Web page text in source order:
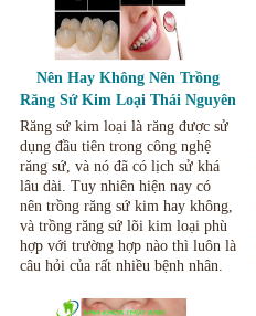
Nên Hay Không Nên Trồng
Răng Sứ Kim Loại Thái Nguyên
Răng sứ kim loại là răng được sử
dụng đầu tiên trong công nghệ
răng sứ, và nó đã có lịch sử khá
lâu dài. Tuy nhiên hiện nay có
nên trồng răng sứ kim hay không,
và trồng răng sứ lõi kim loại phù
hợp với trường hợp nào thì luôn là
câu hỏi của rất nhiều bệnh nhân.